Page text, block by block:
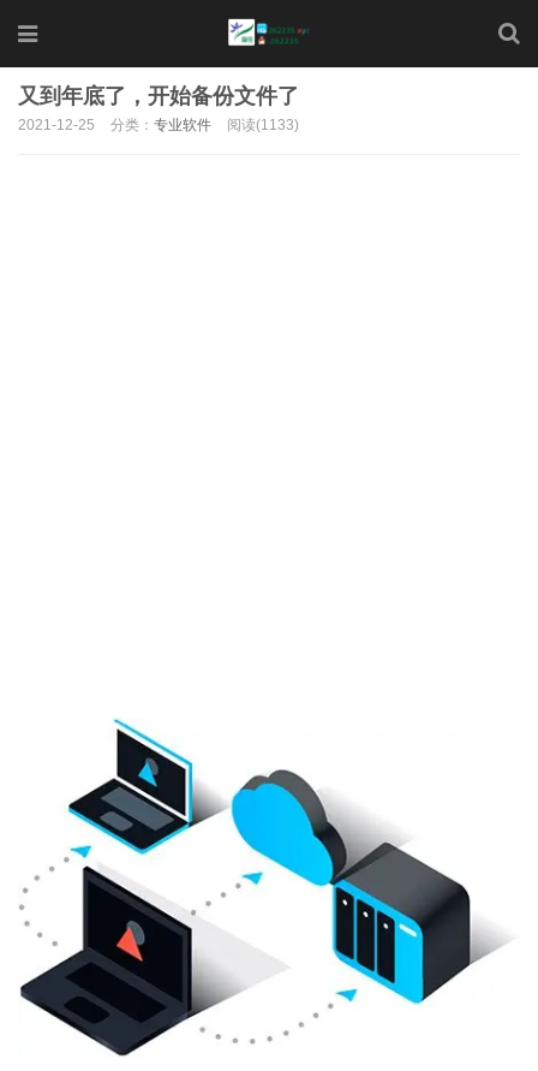
又到年底了，开始备份文件了
2021-12-25 分类： 专业软件 阅读(1133)